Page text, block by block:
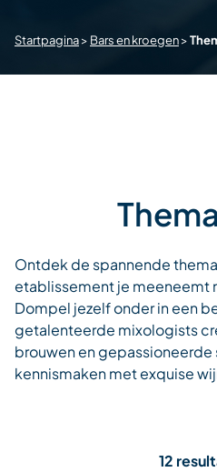
Startpagina> Bars en kroegen>
Ontdek de spannende
etablissement je meeneemt
Dompel jezelf onder in een
getalenteerde mixologists
brouwen en
kennismaken met exquise
12